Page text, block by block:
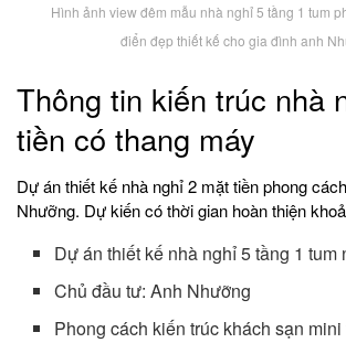
Hình ảnh view đêm mẫu nhà nghỉ 5 tầng 1 tum
điển đẹp thiết kế cho gia đình anh
Thông tin kiến trúc nhà
tiền có thang máy
Dự án thiết kế nhà nghỉ 2 mặt tiền phong
Nhưỡng. Dự kiến có thời gian hoàn thiện
Dự án thiết kế nhà nghỉ 5 tầng 1 tum
Chủ đầu tư: Anh Nhưỡng
Phong cách kiến trúc khách sạn